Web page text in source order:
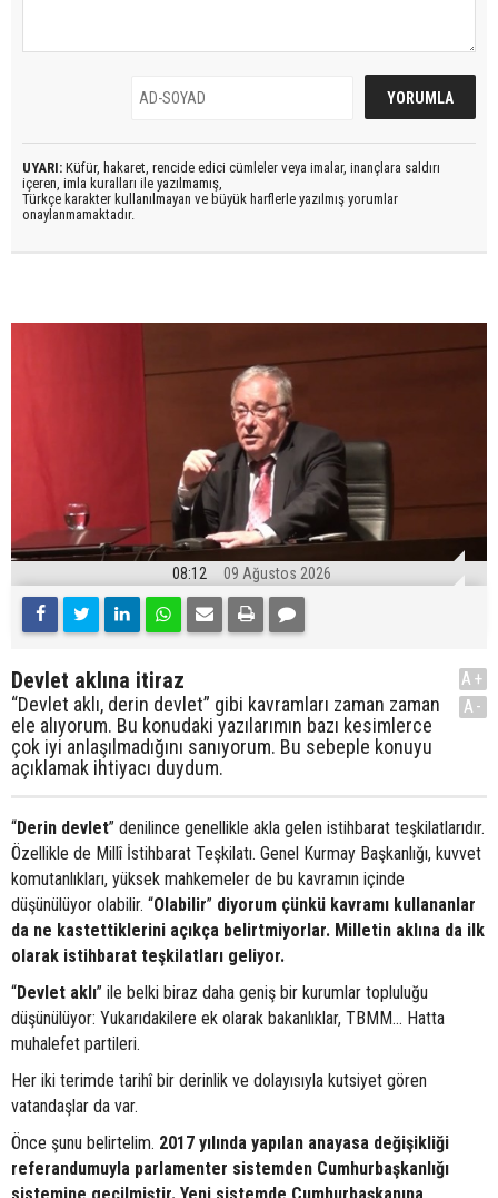
UYARI: Küfür, hakaret, rencide edici cümleler veya imalar, inançlara saldırı
içeren, imla kuralları ile yazılmamış,
Türkçe karakter kullanılmayan ve büyük harflerle yazılmış yorumlar
onaylanmamaktadır.
08:12 09 Ağustos 2026
Devlet aklına itiraz
“Devlet aklı, derin devlet” gibi kavramları zaman zaman
ele alıyorum. Bu konudaki yazılarımın bazı kesimlerce
çok iyi anlaşılmadığını sanıyorum. Bu sebeple konuyu
açıklamak ihtiyacı duydum.
A+
A-
“Derin devlet” denilince genellikle akla gelen istihbarat teşkilatlarıdır.
Özellikle de Millî İstihbarat Teşkilatı. Genel Kurmay Başkanlığı, kuvvet
komutanlıkları, yüksek mahkemeler de bu kavramın içinde
düşünülüyor olabilir. “Olabilir” diyorum çünkü kavramı kullananlar
da ne kastettiklerini açıkça belirtmiyorlar. Milletin aklına da ilk
olarak istihbarat teşkilatları geliyor.
“Devlet aklı” ile belki biraz daha geniş bir kurumlar topluluğu
düşünülüyor: Yukarıdakilere ek olarak bakanlıklar, TBMM… Hatta
muhalefet partileri.
Her iki terimde tarihî bir derinlik ve dolayısıyla kutsiyet gören
vatandaşlar da var.
Önce şunu belirtelim. 2017 yılında yapılan anayasa değişikliği
referandumuyla parlamenter sistemden Cumhurbaşkanlığı